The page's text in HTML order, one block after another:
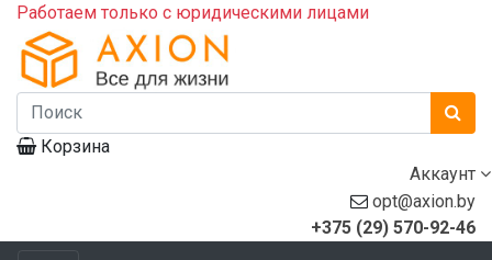
Работаем только с юридическими лицами
Корзина
Аккаунт
opt@axion.by
+375 (29) 570-92-46